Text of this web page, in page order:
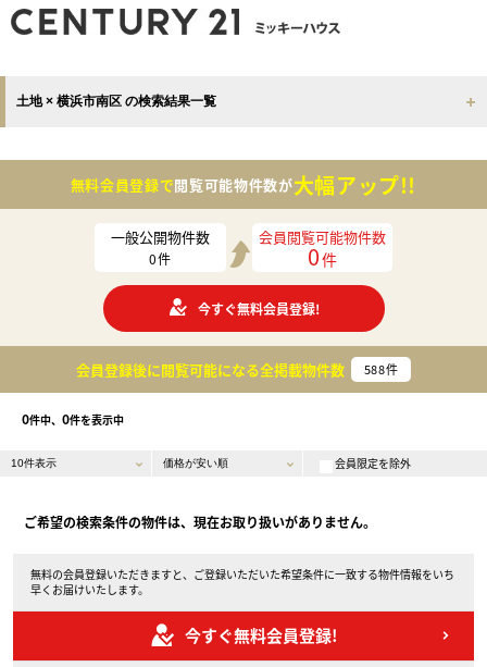
土地 × 横浜市南区 の検索結果一覧
無料会員登録で閲覧可能物件数が大幅アップ!!
一般公開物件数
0件
会員閲覧可能物件数
0件
今すぐ無料会員登録!
会員登録後に閲覧可能になる全掲載物件数 588件
0件中、 0件を表示中
会員限定を除外
ご希望の検索条件の物件は、現在お取り扱いがありません。
無料の会員登録いただきますと、ご登録いただいた希望条件に一致する物件情報をいち
早くお届けいたします。
今すぐ無料会員登録!